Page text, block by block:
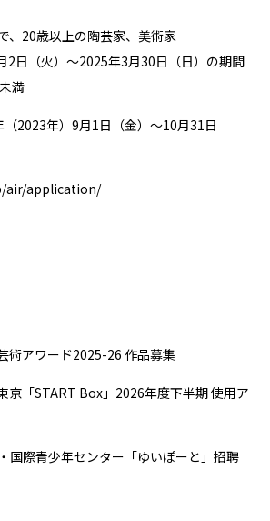
、20歳以上の陶芸家、美術家
2日（火）～2025年3月30日（日）の期間
満
（2023年）9月1日（金）～10月31日
air/application/
術アワード2025-26 作品募集
京「START Box」2026年度下半期 使用ア
国際青少年センター「ゆいぽーと」招聘